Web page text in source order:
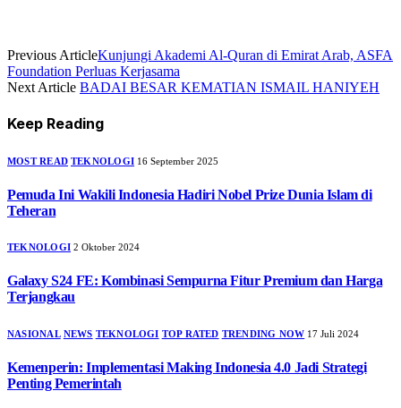
Previous ArticleKunjungi Akademi Al-Quran di Emirat Arab, ASFA
Foundation Perluas Kerjasama
Next Article BADAI BESAR KEMATIAN ISMAIL HANIYEH
Keep Reading
MOST READ TEKNOLOGI 16 September 2025
Pemuda Ini Wakili Indonesia Hadiri Nobel Prize Dunia Islam di
Teheran
TEKNOLOGI 2 Oktober 2024
Galaxy S24 FE: Kombinasi Sempurna Fitur Premium dan Harga
Terjangkau
NASIONAL NEWS TEKNOLOGI TOP RATED TRENDING NOW 17 Juli 2024
Kemenperin: Implementasi Making Indonesia 4.0 Jadi Strategi
Penting Pemerintah